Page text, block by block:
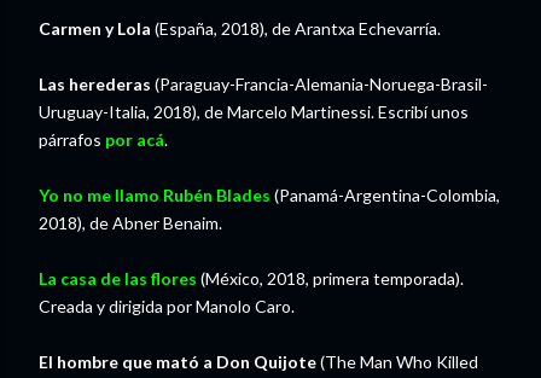
Carmen y Lola (España, 2018), de Arantxa Echevarría.
Las herederas (Paraguay-Francia-Alemania-Noruega-Brasil-
Uruguay-Italia, 2018), de Marcelo Martinessi. Escribí unos
párrafos por acá.
Yo no me llamo Rubén Blades (Panamá-Argentina-Colombia,
2018), de Abner Benaim.
La casa de las flores (México, 2018, primera temporada).
Creada y dirigida por Manolo Caro.
El hombre que mató a Don Quijote(The Man Who Killed